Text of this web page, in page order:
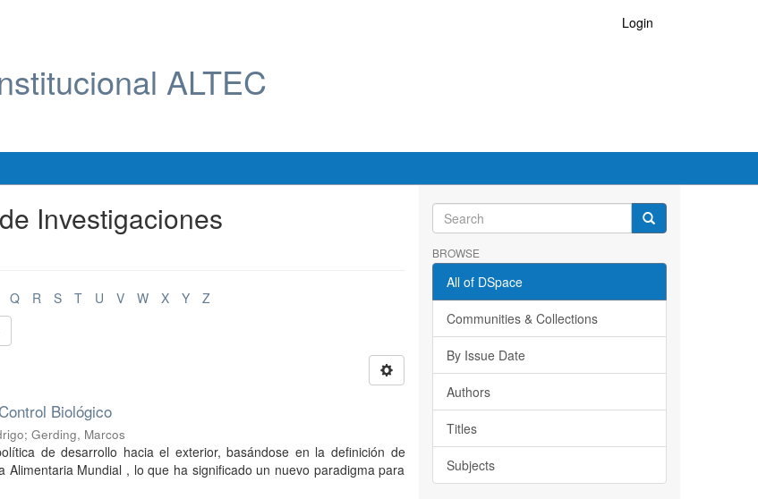
ALTEC
Login
Investigaciones
Q R S T U V W X Y
Z
Biológico
;Gerding, Marcos
de desarrollo hacia el exterior, basándose en la definición de
Alimentaria Mundial , lo que ha significado un nuevo paradigma para
BROWSE
All of DSpace
Communities & Collections
By Issue Date
Authors
Titles
Subjects